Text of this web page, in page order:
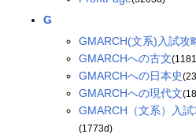
G
GMARCH(文系)入試攻
GMARCHへの古文
GMARCHへの日本史
GMARCHへの現代文
GMARCH（文系）入
(1773d)